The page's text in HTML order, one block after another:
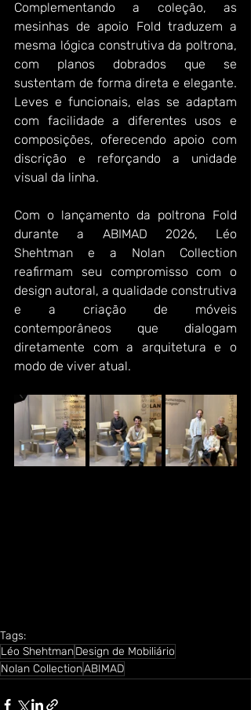
Complementando a coleção, as
mesinhas de apoio Fold traduzem a
mesma lógica construtiva da poltrona,
com planos dobrados que se
sustentam de forma direta e elegante.
Leves e funcionais, elas se adaptam
com facilidade a diferentes usos e
composições, oferecendo apoio com
discrição e reforçando a unidade
visual da linha.
Com o lançamento da poltrona Fold
durante a ABIMAD 2026, Léo
Shehtman e a Nolan Collection
reafirmam seu compromisso com o
design autoral, a qualidade construtiva
e a criação de móveis
contemporâneos que dialogam
diretamente com a arquitetura e o
modo de viver atual.
Tags:
Léo ShehtmanDesign de Mobiliário
Nolan CollectionABIMAD